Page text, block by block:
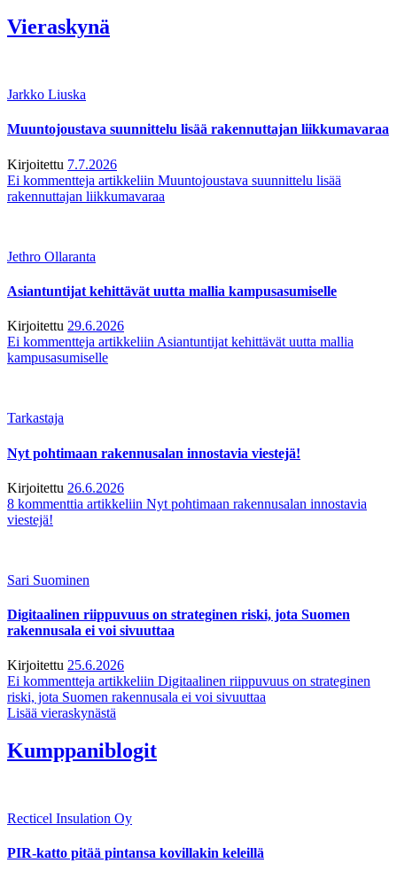
Vieraskynä
Jarkko Liuska
Muuntojoustava suunnittelu lisää rakennuttajan liikkumavaraa
Kirjoitettu 7.7.2026
Ei kommentteja artikkeliin Muuntojoustava suunnittelu lisää
rakennuttajan liikkumavaraa
Jethro Ollaranta
Asiantuntijat kehittävät uutta mallia kampusasumiselle
Kirjoitettu 29.6.2026
Ei kommentteja artikkeliin Asiantuntijat kehittävät uutta mallia
kampusasumiselle
Tarkastaja
Nyt pohtimaan rakennusalan innostavia viestejä!
Kirjoitettu 26.6.2026
8 kommenttia artikkeliin Nyt pohtimaan rakennusalan innostavia
viestejä!
Sari Suominen
Digitaalinen riippuvuus on strateginen riski, jota Suomen
rakennusala ei voi sivuuttaa
Kirjoitettu 25.6.2026
Ei kommentteja artikkeliin Digitaalinen riippuvuus on strateginen
riski, jota Suomen rakennusala ei voi sivuuttaa
Lisää vieraskynästä
Kumppaniblogit
Recticel Insulation Oy
PIR-katto pitää pintansa kovillakin keleillä